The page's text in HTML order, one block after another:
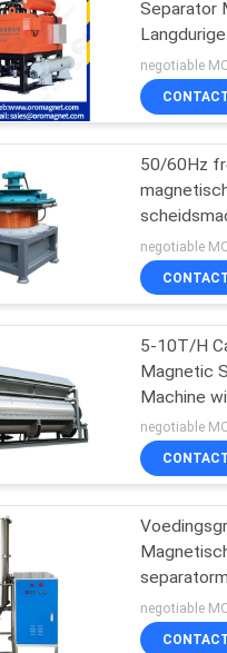
Separator
Langdurige
50/60Hz
negotiable
50/60Hz
koper
negotiable
5-10T/H
Magnetic
Machine
Intensity of
negotiable
mesh,
verwerken
negotiable